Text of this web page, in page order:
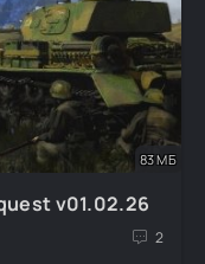
83 МБ
v01.02.26
2